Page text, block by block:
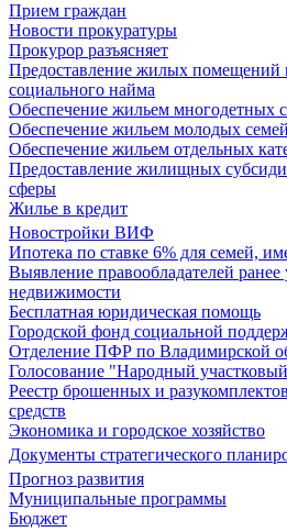
Прием граждан
Новости прокуратуры
Прокурор разъясняет
Предоставление жилых помещений
социального найма
Обеспечение жильем многодетных
Обеспечение жильем молодых семей
Обеспечение жильем отдельных
Предоставление жилищных
сферы
Жилье в кредит
Новостройки ВИФ
Ипотека по ставке 6% для семей,
Выявление правообладателей
недвижимости
Бесплатная юридическая помощь
Городской фонд социальной
Отделение ПФР по Владимирской
Голосование "Народный
Реестр брошенных и
средств
Экономика и городское хозяйство
Документы стратегического
Прогноз развития
Муниципальные программы
Бюджет